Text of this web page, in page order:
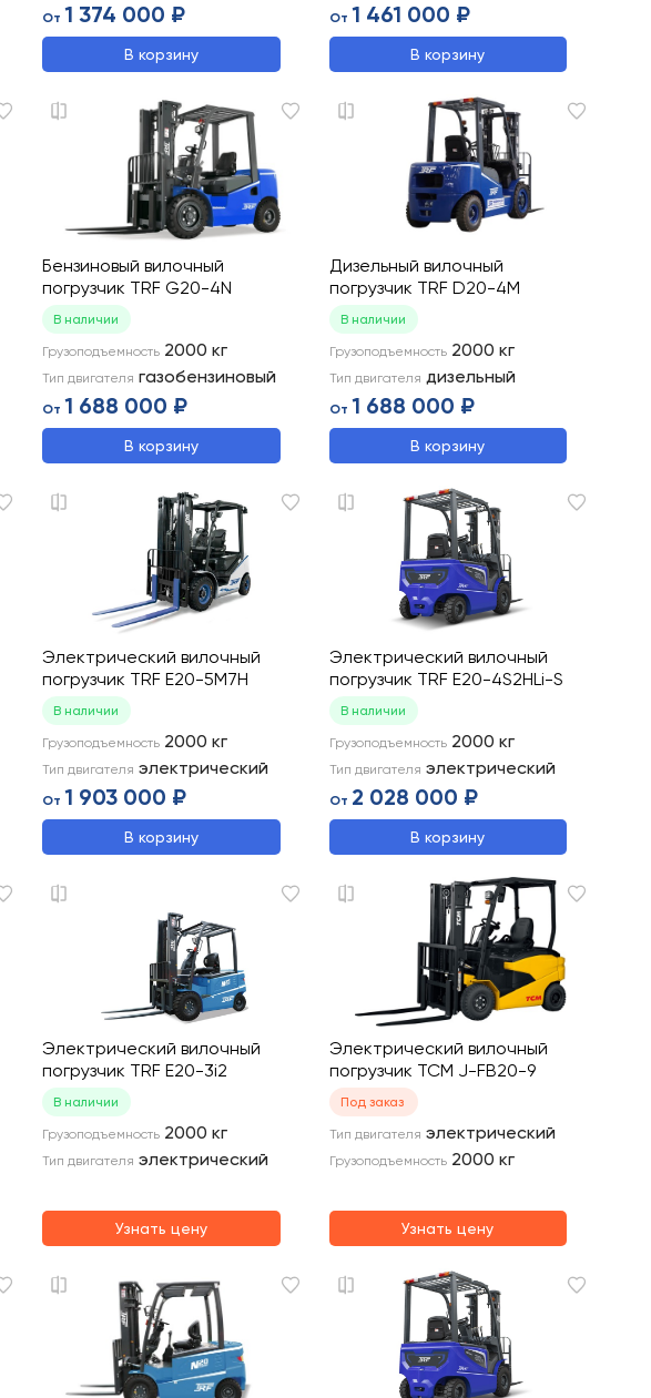
От 1 374 000 ₽
В корзину
От 1 461 000 ₽
В корзину
Бензиновый вилочный
погрузчик TRF G20-4N
В наличии
Грузоподъемность 2000 кг
Тип двигателя газобензиновый
От 1 688 000 ₽
В корзину
Дизельный вилочный
погрузчик TRF D20-4M
В наличии
Грузоподъемность 2000 кг
Тип двигателя дизельный
От 1 688 000 ₽
В корзину
Электрический вилочный
погрузчик TRF E20-5M7H
В наличии
Грузоподъемность 2000 кг
Тип двигателя электрический
От 1 903 000 ₽
В корзину
Электрический вилочный
погрузчик TRF E20-4S2HLi-S
В наличии
Грузоподъемность 2000 кг
Тип двигателя электрический
От 2 028 000 ₽
В корзину
Электрический вилочный
погрузчик TRF E20-3i2
В наличии
Грузоподъемность 2000 кг
Тип двигателя электрический
Узнать цену
Электрический вилочный
погрузчик TCM J-FB20-9
Под заказ
Тип двигателя электрический
Грузоподъемность 2000 кг
Узнать цену